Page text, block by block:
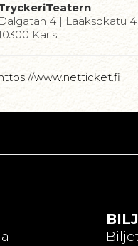
Dalgatan 4 | Laaksokatu 4
Karis
www.netticket.fi